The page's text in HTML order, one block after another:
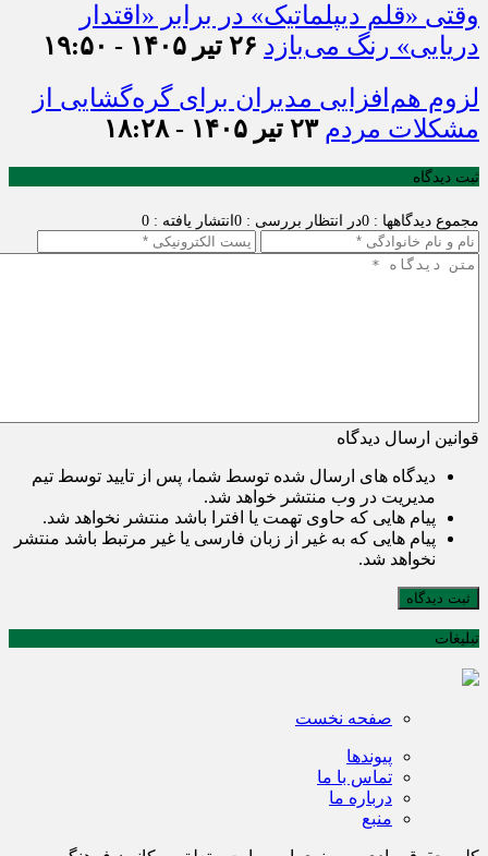
وقتی «قلم دیپلماتیک» در برابر «اقتدار
دریایی» رنگ می‌بازد ۲۶ تیر ۱۴۰۵ - ۱۹:۵۰
لزوم هم‌افزایی مدیران برای گره‌گشایی از
مشکلات مردم ۲۳ تیر ۱۴۰۵ - ۱۸:۲۸
ثبت دیدگاه
مجموع دیدگاهها : 0 در انتظار بررسی : 0 انتشار یافته : 0
قوانین ارسال دیدگاه
دیدگاه های ارسال شده توسط شما، پس از تایید توسط تیم
مدیریت در وب منتشر خواهد شد.
پیام هایی که حاوی تهمت یا افترا باشد منتشر نخواهد شد.
پیام هایی که به غیر از زبان فارسی یا غیر مرتبط باشد منتشر
نخواهد شد.
ثبت دیدگاه
تبلیغات
صفحه نخست
پیوندها
تماس با ما
درباره ما
منبع